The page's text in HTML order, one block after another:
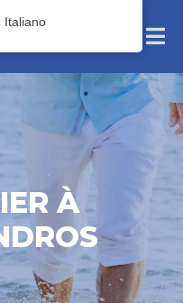
À
Italiano